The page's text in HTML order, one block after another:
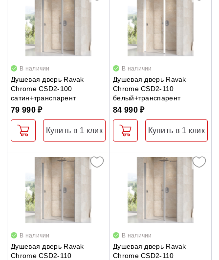
Душевые каналы
Умывальники
В наличии
Душевая дверь Ravak
Chrome CSD2-100
сатин+транспарент
79 990 ₽
Купить в 1 клик
В наличии
Душевая дверь Ravak
Chrome CSD2-110
белый+транспарент
84 990 ₽
Купить в 1 клик
В наличии
Душевая дверь Ravak
Chrome CSD2-110
В наличии
Душевая дверь Ravak
Chrome CSD2-110